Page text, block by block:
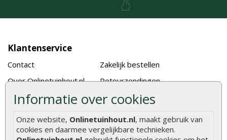
Informatie over cookies
Onze website, Onlinetuinhout.nl, maakt gebruik van
cookies en daarmee vergelijkbare technieken.
Klantenservice
Contact
Over Onlinetuinhout.nl
Showroom
Bestellen en betalen
Zakelijk bestellen
Retourzendingen
Klachtenprocedure
Klantbeoordelingen